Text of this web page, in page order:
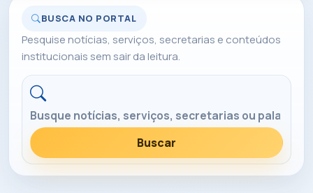
BUSCA NO PORTAL
Pesquise notícias, serviços, secretarias e conteúdos
institucionais sem sair da leitura.
Buscar no portal
Buscar